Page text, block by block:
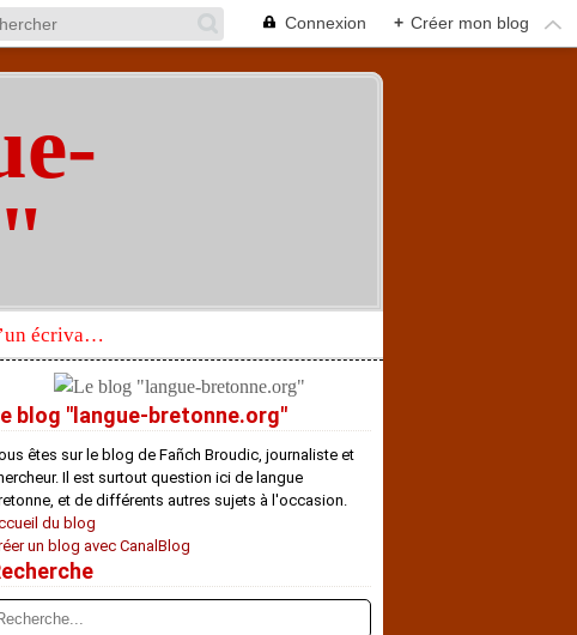
Connexion + Créer mon blog
Réhabilitation d’un écrivain de langue bretonne aujourd’hui mal connu et méconnu
blog "langue-bretonne.org"
êtes sur le blog de Fañch Broudic, journaliste et
Il est surtout question ici de langue
et de différents autres sujets à l'occasion.
du blog
un blog avec CanalBlog